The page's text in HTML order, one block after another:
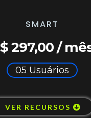
SMART
297,00 /
05 Usuários
VER RECURSOS